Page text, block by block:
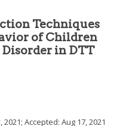
Techniques
of Children
in DTT
2021; Accepted: Aug 17, 2021